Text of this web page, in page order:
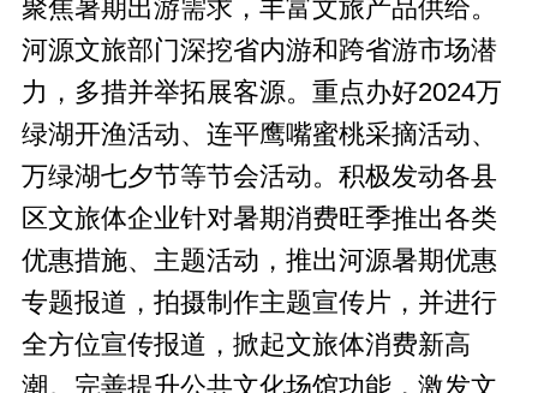
聚焦暑期出游需求，丰富文旅产品供给。
河源文旅部门深挖省内游和跨省游市场潜
力，多措并举拓展客源。重点办好2024万
绿湖开渔活动、连平鹰嘴蜜桃采摘活动、
万绿湖七夕节等节会活动。积极发动各县
区文旅体企业针对暑期消费旺季推出各类
优惠措施、主题活动，推出河源暑期优惠
专题报道，拍摄制作主题宣传片，并进行
全方位宣传报道，掀起文旅体消费新高
潮。完善提升公共文化场馆功能，激发文